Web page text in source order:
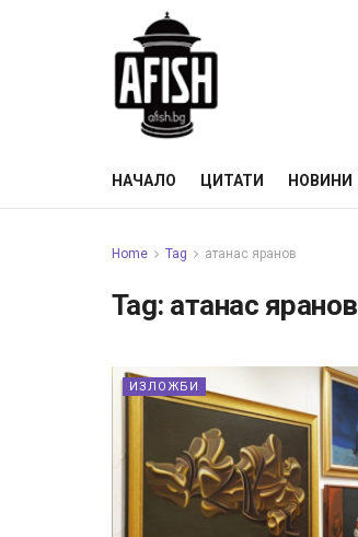
НАЧАЛО ЦИТАТИ НОВИНИ
Home Tag атанас яранов
Tag: атанас яранов
ИЗЛОЖБИ